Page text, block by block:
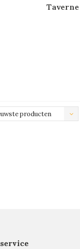
producten